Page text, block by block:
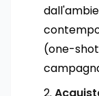
(one-